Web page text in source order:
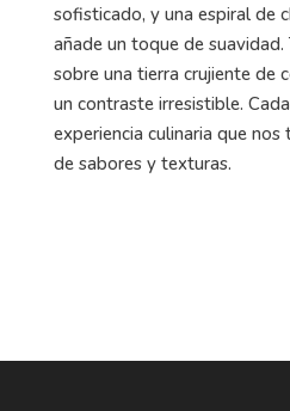
sofisticado, y una espiral de
añade un toque de
sobre una tierra crujiente de
un contraste irresistible.
experiencia culinaria que
de sabores y texturas.